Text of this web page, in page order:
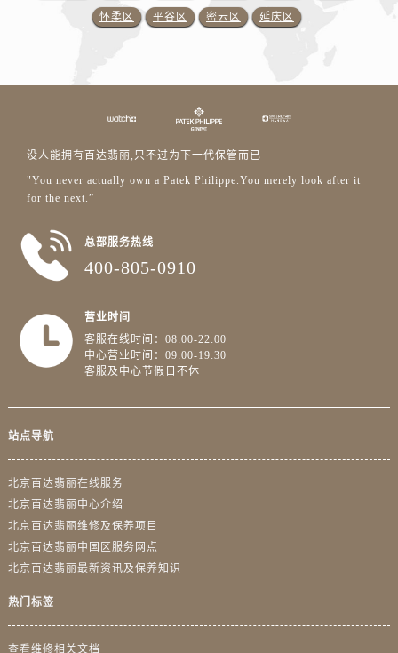
怀柔区 平谷区 密云区 延庆区
没人能拥有百达翡丽,只不过为下一代保管而已
"You never actually own a Patek Philippe.You merely look after it
for the next.”
总部服务热线
400-805-0910
营业时间
客服在线时间：08:00-22:00
中心营业时间：09:00-19:30
客服及中心节假日不休
站点导航
北京百达翡丽在线服务
北京百达翡丽中心介绍
北京百达翡丽维修及保养项目
北京百达翡丽中国区服务网点
北京百达翡丽最新资讯及保养知识
热门标签
查看维修相关文档